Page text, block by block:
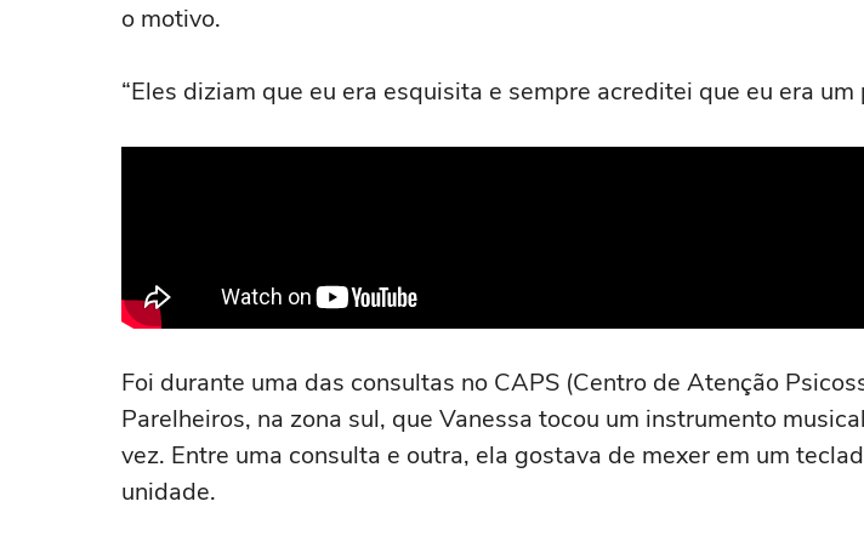
o motivo.
“Eles diziam que eu era esquisita e sempre acreditei que eu era um
Foi durante uma das consultas no CAPS (Centro de Atenção
Parelheiros, na zona sul, que Vanessa tocou um instrumento
vez. Entre uma consulta e outra, ela gostava de mexer em um
unidade.